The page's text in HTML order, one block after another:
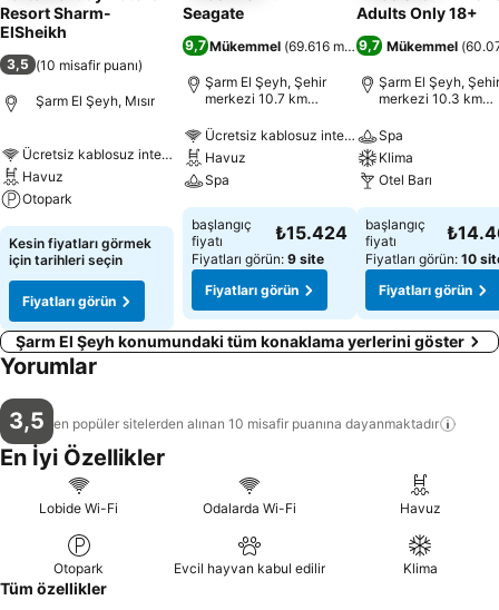
Resort Sharm-
ElSheikh
3,5 (10 misafir puanı)
Şarm El Şeyh, Mısır
Ücretsiz kablosuz internet
Havuz
Otopark
Kesin fiyatları görmek
için tarihleri seçin
Fiyatları görün
Seagate
9,7 Mükemmel (69.616 misafir puanı)
Şarm El Şeyh, Şehir
merkezi 10.7 km
Ücretsiz kablosuz internet
Havuz
Spa
başlangıç
fiyatı
₺15.424
Fiyatları görün: 9 site
Fiyatları görün
Adults Only 18+
9,7 Mükemmel (
Şarm El Şeyh, Şehir
merkezi 10.3 km
Spa
Klima
Otel Barı
başlangıç
fiyatı
Fiyatları görün: 10
Fiyatları görün
Şarm El Şeyh konumundaki tüm konaklama yerlerini göster
Yorumlar
3,5 en popüler sitelerden alınan 10 misafir puanına dayanmaktadır
En İyi Özellikler
Lobide Wi-Fi Odalarda Wi-Fi Havuz
Otopark Evcil hayvan kabul edilir Klima
Tüm özellikler